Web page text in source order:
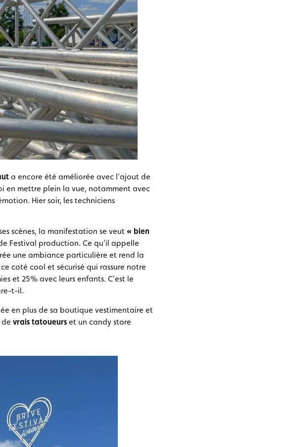
a encore été améliorée avec l’ajout de
en mettre plein la vue, notamment avec
Hier soir, les techniciens
scènes, la manifestation se veut « bien
Festival production. Ce qu’il appelle
une ambiance particulière et rend la
coté cool et sécurisé qui rassure notre
et 25% avec leurs enfants. C’est le
t-il.
en plus de sa boutique vestimentaire et
vrais tatoueurs et un candy store